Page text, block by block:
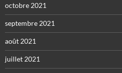
octobre 2021
septembre 2021
août 2021
juillet 2021